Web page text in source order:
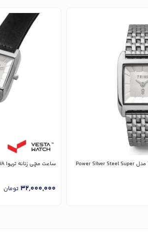
ساعت مچی زنانه تریوا TRIWA مدل Power Silver Steel Super
ساعت مچی زنانه تریوا TRIWA مدل Power Steel Black Classic
32,000,000 تومان